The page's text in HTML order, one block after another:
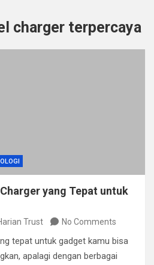
charger terpercaya
yang Tepat untuk
Trust No Comments
tepat untuk gadget kamu bisa
apalagi dengan berbagai